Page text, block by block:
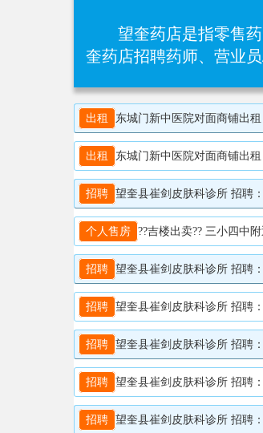
望奎药店是指零售
奎药店招聘药师、营业
出租 东城门新中医院对面商铺出
出租 东城门新中医院对面商铺出
招聘 望奎县崔剑皮肤科诊所 招聘
个人售房 ??吉楼出卖?? 三小四中
招聘 望奎县崔剑皮肤科诊所 招聘
招聘 望奎县崔剑皮肤科诊所 招聘
招聘 望奎县崔剑皮肤科诊所 招聘
招聘 望奎县崔剑皮肤科诊所 招聘
招聘 望奎县崔剑皮肤科诊所 招聘：